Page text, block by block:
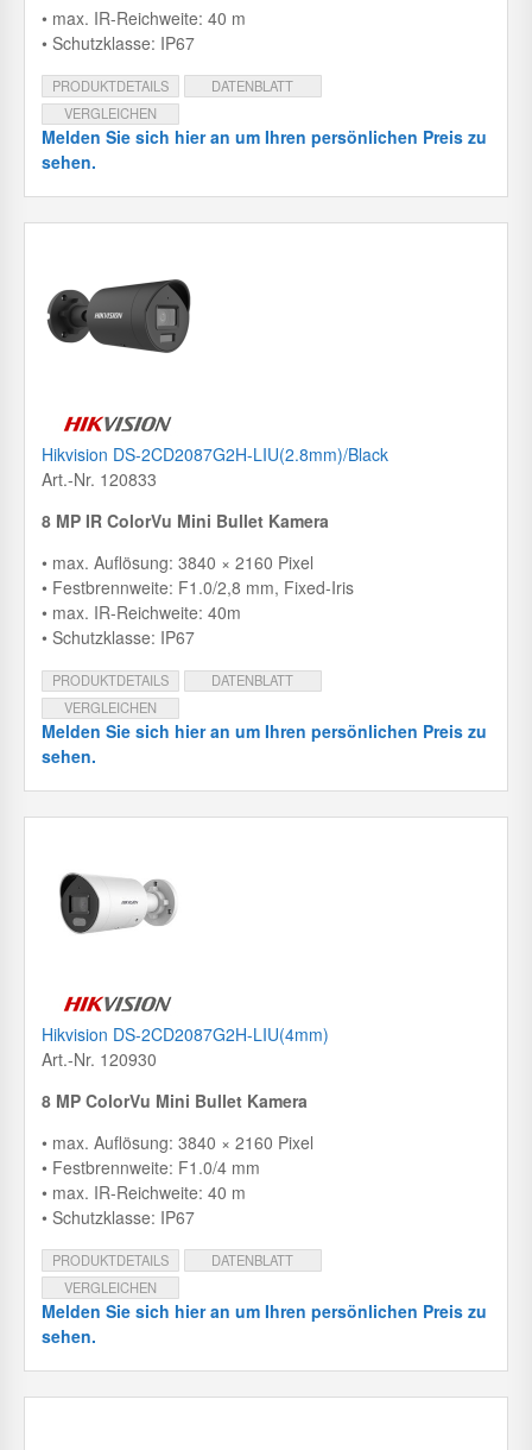
• max. IR-Reichweite: 40 m
• Schutzklasse: IP67
PRODUKTDETAILS
DATENBLATT
VERGLEICHEN
Melden Sie sich hier an um Ihren persönlichen Preis zu
sehen.
Hikvision DS-2CD2087G2H-LIU(2.8mm)/Black
Art.-Nr. 120833
8 MP IR ColorVu Mini Bullet Kamera
• max. Auflösung: 3840 × 2160 Pixel
• Festbrennweite: F1.0/2,8 mm, Fixed-Iris
• max. IR-Reichweite: 40m
• Schutzklasse: IP67
PRODUKTDETAILS
DATENBLATT
VERGLEICHEN
Melden Sie sich hier an um Ihren persönlichen Preis zu
sehen.
Hikvision DS-2CD2087G2H-LIU(4mm)
Art.-Nr. 120930
8 MP ColorVu Mini Bullet Kamera
• max. Auflösung: 3840 × 2160 Pixel
• Festbrennweite: F1.0/4 mm
• max. IR-Reichweite: 40 m
• Schutzklasse: IP67
PRODUKTDETAILS
DATENBLATT
VERGLEICHEN
Melden Sie sich hier an um Ihren persönlichen Preis zu
sehen.